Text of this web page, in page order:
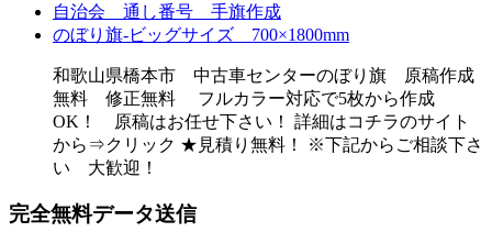
自治会 通し番号 手旗作成
のぼり旗-ビッグサイズ 700×1800mm
和歌山県橋本市 中古車センターのぼり旗 原稿作成
無料 修正無料 フルカラー対応で5枚から作成
OK！ 原稿はお任せ下さい！ 詳細はコチラのサイト
から⇒クリック ★見積り無料！ ※下記からご相談下さ
い 大歓迎！
完全無料データ送信